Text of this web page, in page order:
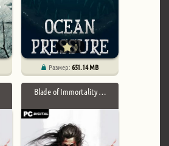
0
Размер:651.14 MB
Blade of Immortality …